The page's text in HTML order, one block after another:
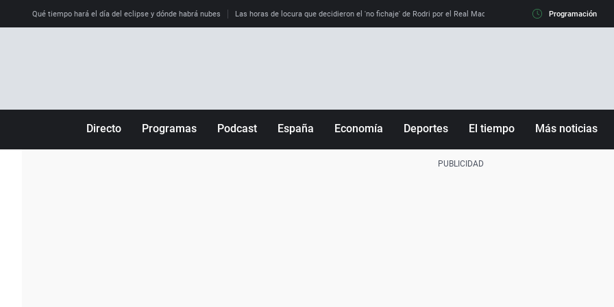
Qué tiempo hará el día del eclipse y dónde habrá nubes Las horas de locura que decidieron el 'no fichaje' de Rodri por el Real Madrid y su 'sí' al Barça La llamada
Programación
Directo Programas Podcast España Economía Deportes El tiempo Más noticias